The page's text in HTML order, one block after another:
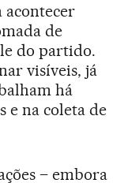
acontecer
de
do partido.
visíveis, já
há
e na coleta de
– embora